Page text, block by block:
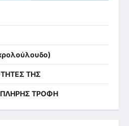
ΤΗΣ
ΠΛΗΡΗΣ ΤΡΟΦΗ